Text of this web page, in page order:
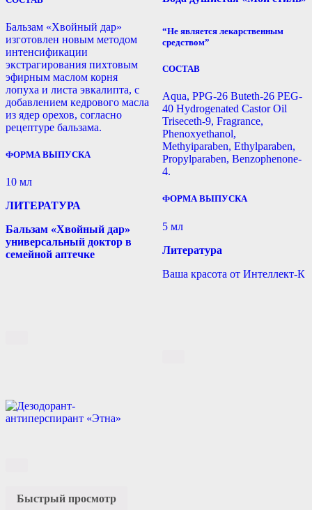
Бальзам «Хвойный дар»
изготовлен новым методом
интенсификации
экстрагирования пихтовым
эфирным маслом корня
лопуха и листа эвкалипта, с
добавлением кедрового масла
из ядер орехов, согласно
рецептуре бальзама.
ФОРМА ВЫПУСКА
10 мл
ЛИТЕРАТУРА
Бальзам «Хвойный дар»
универсальный доктор в
семейной аптечке
“Не является лекарственным
средством”
СОСТАВ
Aqua, PPG-26 Buteth-26 PEG-
40 Hydrogenated Castor Oil
Triseceth-9, Fragrance,
Phenoxyethanol,
Methyiparaben, Ethylparaben,
Propylparaben, Benzophenone-
4.
ФОРМА ВЫПУСКА
5 мл
Литература
Ваша красота от Интеллект-К
Быстрый просмотр